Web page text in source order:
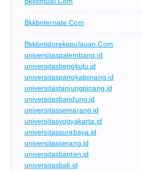
Bkkbnternate.com
Bkkbntidorekepulauan.com
universitaspalembang.id
universitasbengkulu.id
universitaspangkalpinang.id
universitastanjungpinang.id
universitasbandung.id
universitassemarang.id
universitasyogyakarta.id
universitassurabaya.id
universitasserang.id
universitasbanten.id
universitasbali.id